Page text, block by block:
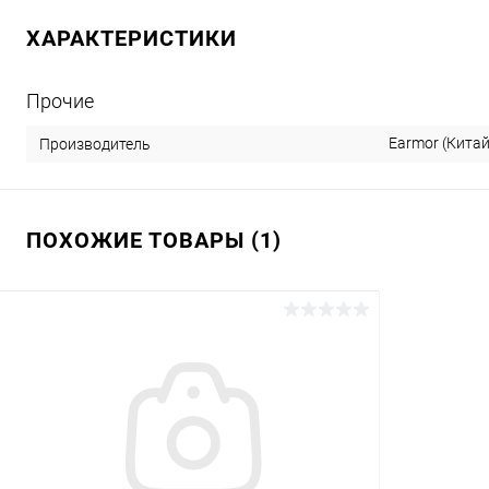
ХАРАКТЕРИСТИКИ
Прочие
Производитель Earmor
ПОХОЖИЕ ТОВАРЫ (1)